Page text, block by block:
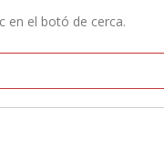
en el botó de cerca.